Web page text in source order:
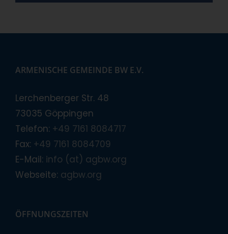
ARMENISCHE GEMEINDE BW E.V.
Lerchenberger Str. 48
73035 Göppingen
Telefon: +49 7161 8084717
Fax: +49 7161 8084709
E-Mail: info (at) agbw.org
Webseite: agbw.org
ÖFFNUNGSZEITEN